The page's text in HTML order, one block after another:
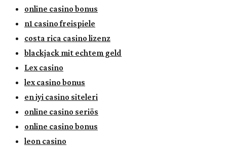
online casino bonus
n1 casino freispiele
costa rica casino lizenz
blackjack mit echtem geld
Lex casino
lex casino bonus
en iyi casino siteleri
online casino seriös
online casino bonus
leon casino